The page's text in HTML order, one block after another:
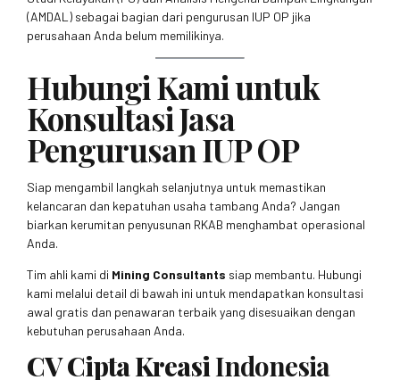
(AMDAL) sebagai bagian dari pengurusan IUP OP jika
perusahaan Anda belum memilikinya.
Hubungi Kami untuk
Konsultasi Jasa
Pengurusan IUP OP
Siap mengambil langkah selanjutnya untuk memastikan
kelancaran dan kepatuhan usaha tambang Anda? Jangan
biarkan kerumitan penyusunan RKAB menghambat operasional
Anda.
Tim ahli kami di Mining Consultants siap membantu. Hubungi
kami melalui detail di bawah ini untuk mendapatkan konsultasi
awal gratis dan penawaran terbaik yang disesuaikan dengan
kebutuhan perusahaan Anda.
CV Cipta KreasiIndonesia